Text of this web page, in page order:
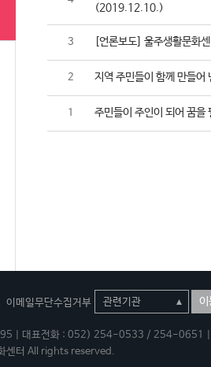
(2019.12.10.)
3 [언론보도] 울주생활문화
2 지역 주민들이 함께 만들
1 주민들이 주인이 되어 꿈
이메일무단수집거부 이
95 | 대표전화 : 052) 254-0533 / 254-
센터 All rights reserved.